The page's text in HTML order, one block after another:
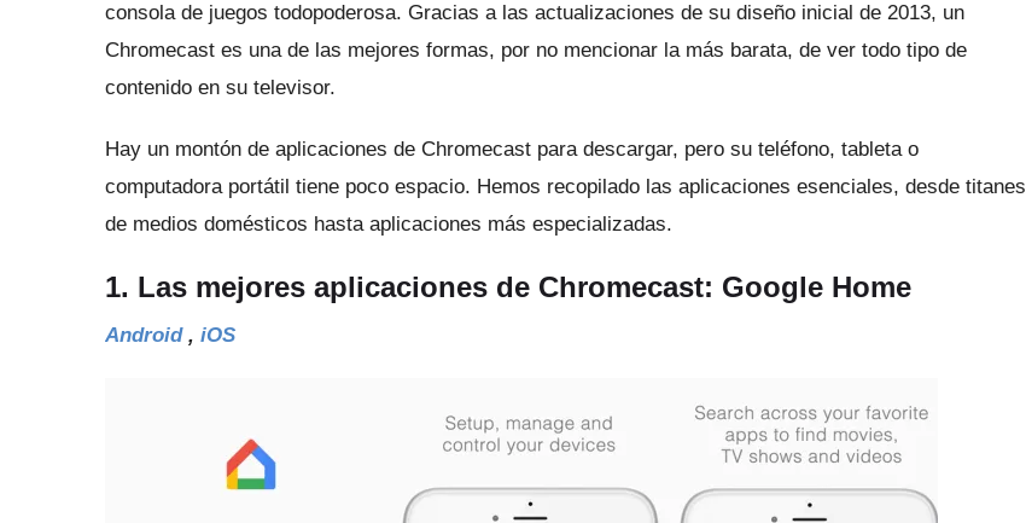
consola de juegos todopoderosa. Gracias a las actualizaciones de su diseño inicial de 2013, un
Chromecast es una de las mejores formas, por no mencionar la más barata, de ver todo tipo de
contenido en su televisor.
Hay un montón de aplicaciones de Chromecast para descargar, pero su teléfono, tableta o
computadora portátil tiene poco espacio. Hemos recopilado las aplicaciones esenciales, desde titanes
de medios domésticos hasta aplicaciones más especializadas.
1. Las mejores aplicaciones de Chromecast: Google Home
Android, iOS